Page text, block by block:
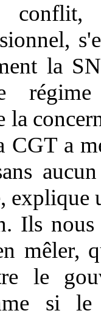
la
la
CGT a
explique
Ils
mêler,
le
si le